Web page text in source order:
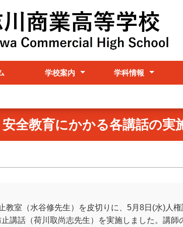
学校案内 学科情報
安全教育にかかる各講話の実
教室（水谷修先生）を皮切りに、5月8日(水)人
講話（荷川取尚志先生）を実施しました。講